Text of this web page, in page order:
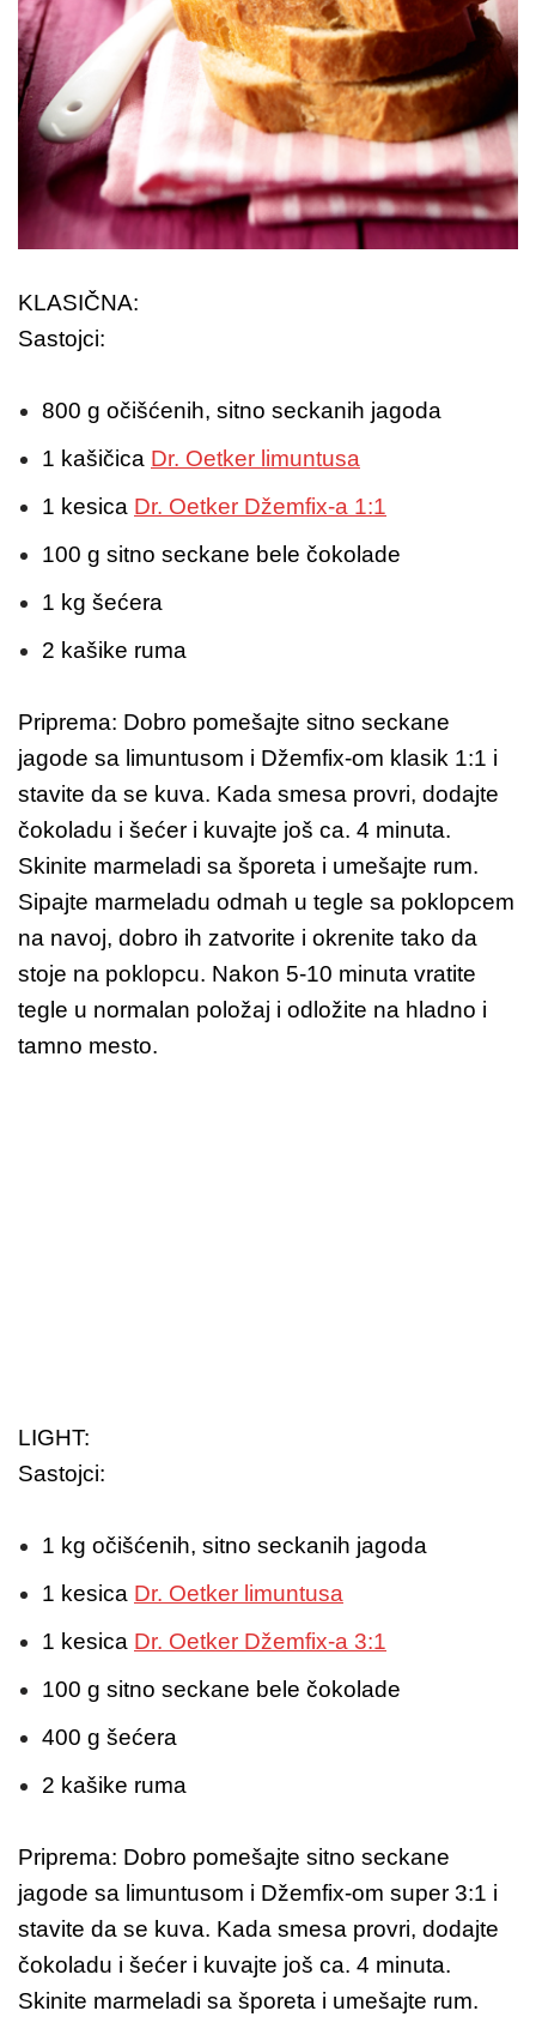
KLASIČNA:
Sastojci:
800 g očišćenih, sitno seckanih jagoda
1 kašičica Dr. Oetker limuntusa
1 kesica Dr. Oetker Džemfix-a 1:1
100 g sitno seckane bele čokolade
1 kg šećera
2 kašike ruma
Priprema: Dobro pomešajte sitno seckane
jagode sa limuntusom i Džemfix-om klasik 1:1 i
stavite da se kuva. Kada smesa provri, dodajte
čokoladu i šećer i kuvajte još ca. 4 minuta.
Skinite marmeladi sa šporeta i umešajte rum.
Sipajte marmeladu odmah u tegle sa poklopcem
na navoj, dobro ih zatvorite i okrenite tako da
stoje na poklopcu. Nakon 5-10 minuta vratite
tegle u normalan položaj i odložite na hladno i
tamno mesto.
LIGHT:
Sastojci:
1 kg očišćenih, sitno seckanih jagoda
1 kesica Dr. Oetker limuntusa
1 kesica Dr. Oetker Džemfix-a 3:1
100 g sitno seckane bele čokolade
400 g šećera
2 kašike ruma
Priprema: Dobro pomešajte sitno seckane
jagode sa limuntusom i Džemfix-om super 3:1 i
stavite da se kuva. Kada smesa provri, dodajte
čokoladu i šećer i kuvajte još ca. 4 minuta.
Skinite marmeladi sa šporeta i umešajte rum.